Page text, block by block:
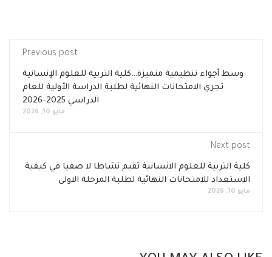
Previous post
وسط أجواء تنظيمية متميزة…كلية التربية للعلوم الإنسانية
تجري الامتحانات النهائية لطلبة الدراسة الأولية للعام
الدراسي 2025–2026
مايو 10, 2026
Next post
كلية التربية للعلوم الانسانية تقيم نشاطا لا صفيا في كيفية
الاستعداد للامتحانات النهائية لطلبة المرحلة الاولى
مايو 10, 2026